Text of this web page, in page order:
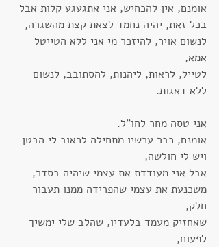
אומנם, אין להכחיש, אני אתגעגע קלות אבל
בכל זאת, יהיה נחמד לצאת קצת מהשגרה,
לנשום אויר, להיזכר מי אני ללא הטייטל
אמא,
לטייל, לראות, ליהנות, להסתובב, לנשום
ללא דאגות.
אני טסה מחר לחו"ל.
אומנם, כבר עכשיו מתחילה לכאוב לי הבטן
ויש לי חולשה,
אבל אני מעודדת את עצמי שיהיה בסדר,
משכנעת את עצמי שהפרידה ממנו תעבור
חלק,
שאחזיק מעמד בלעדיו, שהלב שלי ימשיך
לפעום,